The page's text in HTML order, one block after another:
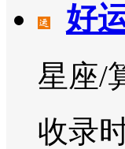
好
星座/
收录